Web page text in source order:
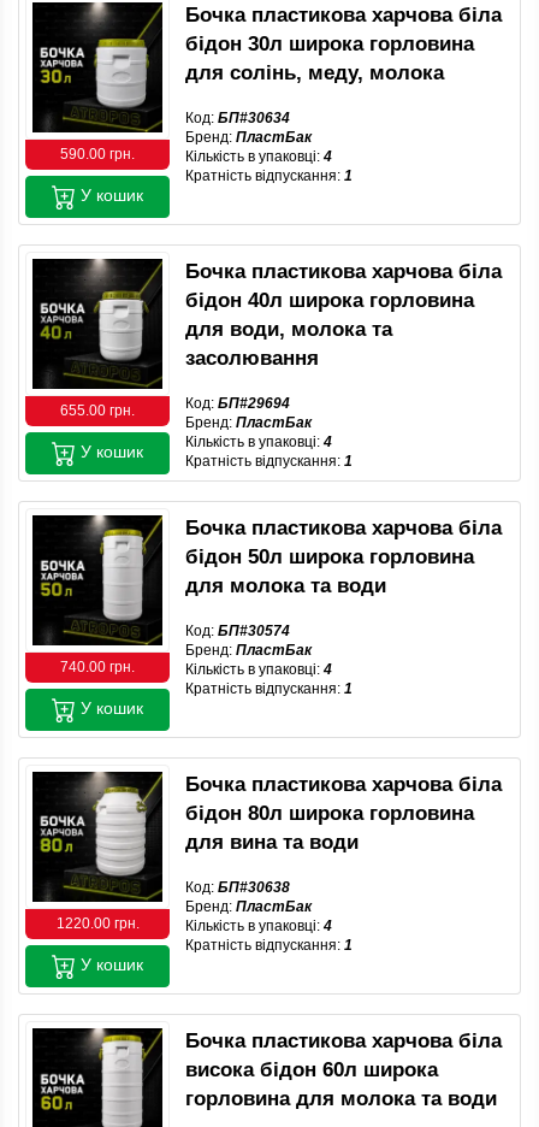
590.00 грн.
Бочка пластикова харчова біла
бідон 30л широка горловина
для солінь, меду, молока
Код: БП#30634
Бренд: ПластБак
Кількість в упаковці: 4
Кратність відпускання: 1
У кошик
655.00 грн.
Бочка пластикова харчова біла
бідон 40л широка горловина
для води, молока та
засолювання
Код: БП#29694
Бренд: ПластБак
Кількість в упаковці: 4
Кратність відпускання: 1
У кошик
740.00 грн.
Бочка пластикова харчова біла
бідон 50л широка горловина
для молока та води
Код: БП#30574
Бренд: ПластБак
Кількість в упаковці: 4
Кратність відпускання: 1
У кошик
1220.00 грн.
Бочка пластикова харчова біла
бідон 80л широка горловина
для вина та води
Код: БП#30638
Бренд: ПластБак
Кількість в упаковці: 4
Кратність відпускання: 1
У кошик
Бочка пластикова харчова біла
висока бідон 60л широка
горловина для молока та води